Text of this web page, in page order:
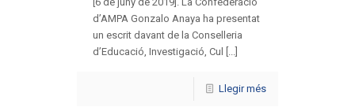
d’AMPA Gonzalo Anaya ha presentat
un escrit davant de la Conselleria
d’Educació, Investigació, Cul [...]
Llegir més